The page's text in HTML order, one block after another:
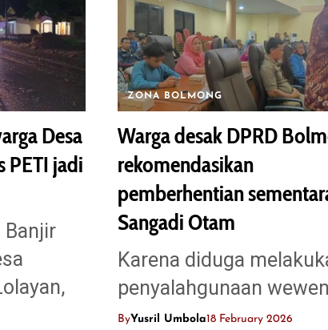
Desa
PETI jadi
Banjir
ZONA BOLMONG
Warga desak DPRD
rekomendasikan
pemberhentian
Sangadi Otam
Karena diduga
penyalahgunaan
ByYusril Umbola18 February 2026